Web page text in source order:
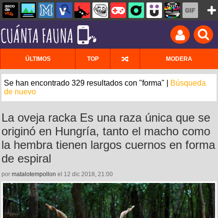
ÚLTIMOS TOP MODERA
Se han encontrado 329 resultados con "forma" |
Búsqueda
de nuevo
La oveja racka Es una raza única que se
originó en Hungría, tanto el macho como
la hembra tienen largos cuernos en forma
de espiral
por matalotempollon el 12 dic 2018, 21:00